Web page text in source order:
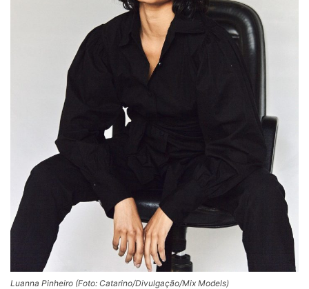
Luanna Pinheiro (Foto: Catarino/Divulgação/Mix Models)